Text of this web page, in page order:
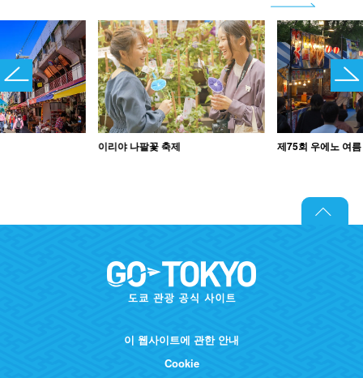
이리야 나팔꽃 축제 제75회 우에노 여
이 웹사이트에 관한 안내
Cookie